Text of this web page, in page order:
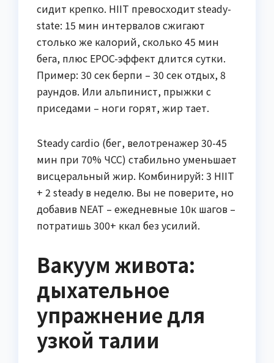
сидит крепко. HIIT превосходит steady-
state: 15 мин интервалов сжигают
столько же калорий, сколько 45 мин
бега, плюс EPOC-эффект длится сутки.
Пример: 30 сек берпи – 30 сек отдых, 8
раундов. Или альпинист, прыжки с
приседами – ноги горят, жир тает.
Steady cardio (бег, велотренажер 30-45
мин при 70% ЧСС) стабильно уменьшает
висцеральный жир. Комбинируй: 3 HIIT
+ 2 steady в неделю. Вы не поверите, но
добавив NEAT – ежедневные 10к шагов –
потратишь 300+ ккал без усилий.
Вакуум живота:
дыхательное
упражнение для
узкой талии